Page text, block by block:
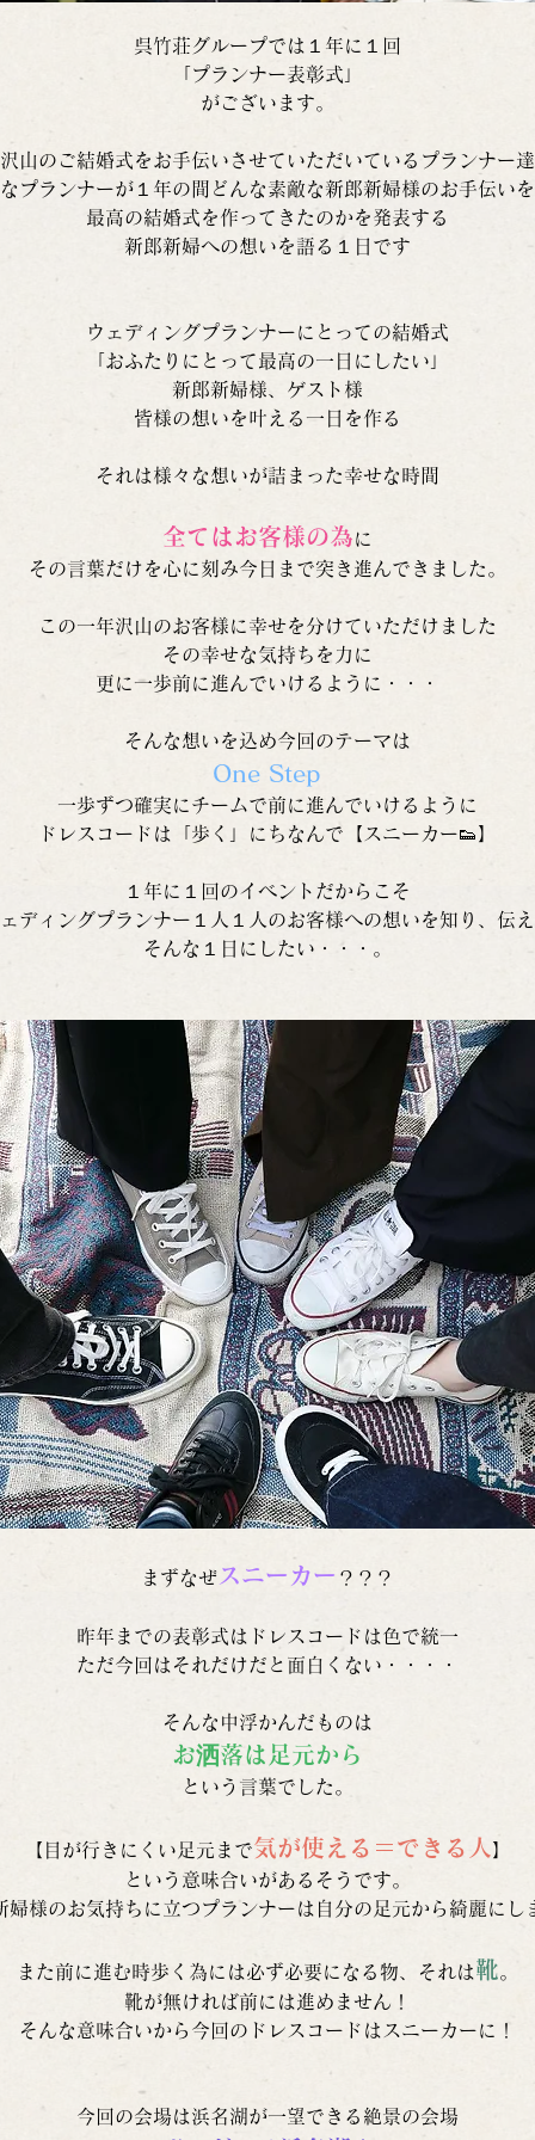
呉竹荘グループでは１年に１回
「プランナー表彰式」
がございます。
沢山のご結婚式をお手伝いさせていただいているプランナー達
プランナーが１年の間どんな素敵な新郎新婦様のお手伝い
最高の結婚式を作ってきたのかを発表する
新郎新婦への想いを語る１日です
ウェディングプランナーにとっての結婚式
「おふたりにとって最高の一日にしたい」
新郎新婦様、ゲスト様
皆様の想いを叶える一日を作る
それは様々な想いが詰まった幸せな時間
全てはお客様の為に
その言葉だけを心に刻み今日まで突き進んできました。
この一年沢山のお客様に幸せを分けていただけました
その幸せな気持ちを力に
更に一歩前に進んでいけるように・・・
そんな想いを込め今回のテーマは
One Step
一歩ずつ確実にチームで前に進んでいけるように
ドレスコードは「歩く」にちなんで【スニーカー👟】
１年に１回のイベントだからこそ
ディングプランナー１人１人のお客様への想いを知り、伝
そんな１日にしたい・・・。
まずなぜスニーカー ？？？
昨年までの表彰式はドレスコードは色で統一
ただ今回はそれだけだと面白くない・・・・
そんな中浮かんだものは
お洒落は足元から
という言葉でした。
【目が行きにくい足元まで気が使える＝できる人 】
という意味合いがあるそうです。
婦様のお気持ちに立つプランナーは自分の足元から綺麗にし
また前に進む時歩く為には必ず必要になる物、それは靴。
靴が無ければ前には進めません！
そんな意味合いから今回のドレスコードはスニーカーに！
今回の会場は浜名湖が一望できる絶景の会場